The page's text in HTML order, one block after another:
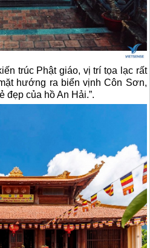
trúc Phật giáo, vị trí tọa lạc rất
hướng ra biển vịnh Côn Sơn,
đẹp của hồ An Hải.”.